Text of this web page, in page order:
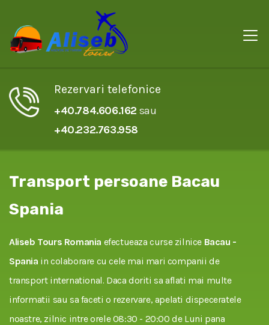
Rezervari telefonice
+40.784.606.162 sau
+40.232.763.958
Transport persoane Bacau
Spania
Aliseb Tours Romania efectueaza curse zilnice Bacau -
Spania in colaborare cu cele mai mari companii de
transport international. Daca doriti sa aflati mai multe
informatii sau sa faceti o rezervare, apelati dispeceratele
noastre, zilnic intre orele 08:30 - 20:00 de Luni pana